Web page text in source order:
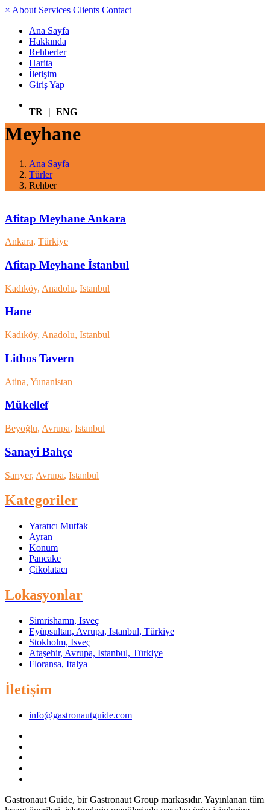
× About Services Clients Contact
Ana Sayfa
Hakkında
Rehberler
Harita
İletişim
Giriş Yap
TR | ENG
Meyhane
Ana Sayfa
Türler
Rehber
Afitap Meyhane Ankara
Ankara, Türkiye
Afitap Meyhane İstanbul
Kadıköy, Anadolu, Istanbul
Hane
Kadıköy, Anadolu, Istanbul
Lithos Tavern
Atina, Yunanistan
Mükellef
Beyoğlu, Avrupa, Istanbul
Sanayi Bahçe
Sarıyer, Avrupa, Istanbul
Kategoriler
Yaratıcı Mutfak
Ayran
Konum
Pancake
Çikolatacı
Lokasyonlar
Simrishamn, Isveç
Eyüpsultan, Avrupa, Istanbul, Türkiye
Stokholm, Isveç
Ataşehir, Avrupa, Istanbul, Türkiye
Floransa, Italya
İletişim
info@gastronautguide.com
Gastronaut Guide, bir Gastronaut Group markasıdır. Yayınlanan tüm